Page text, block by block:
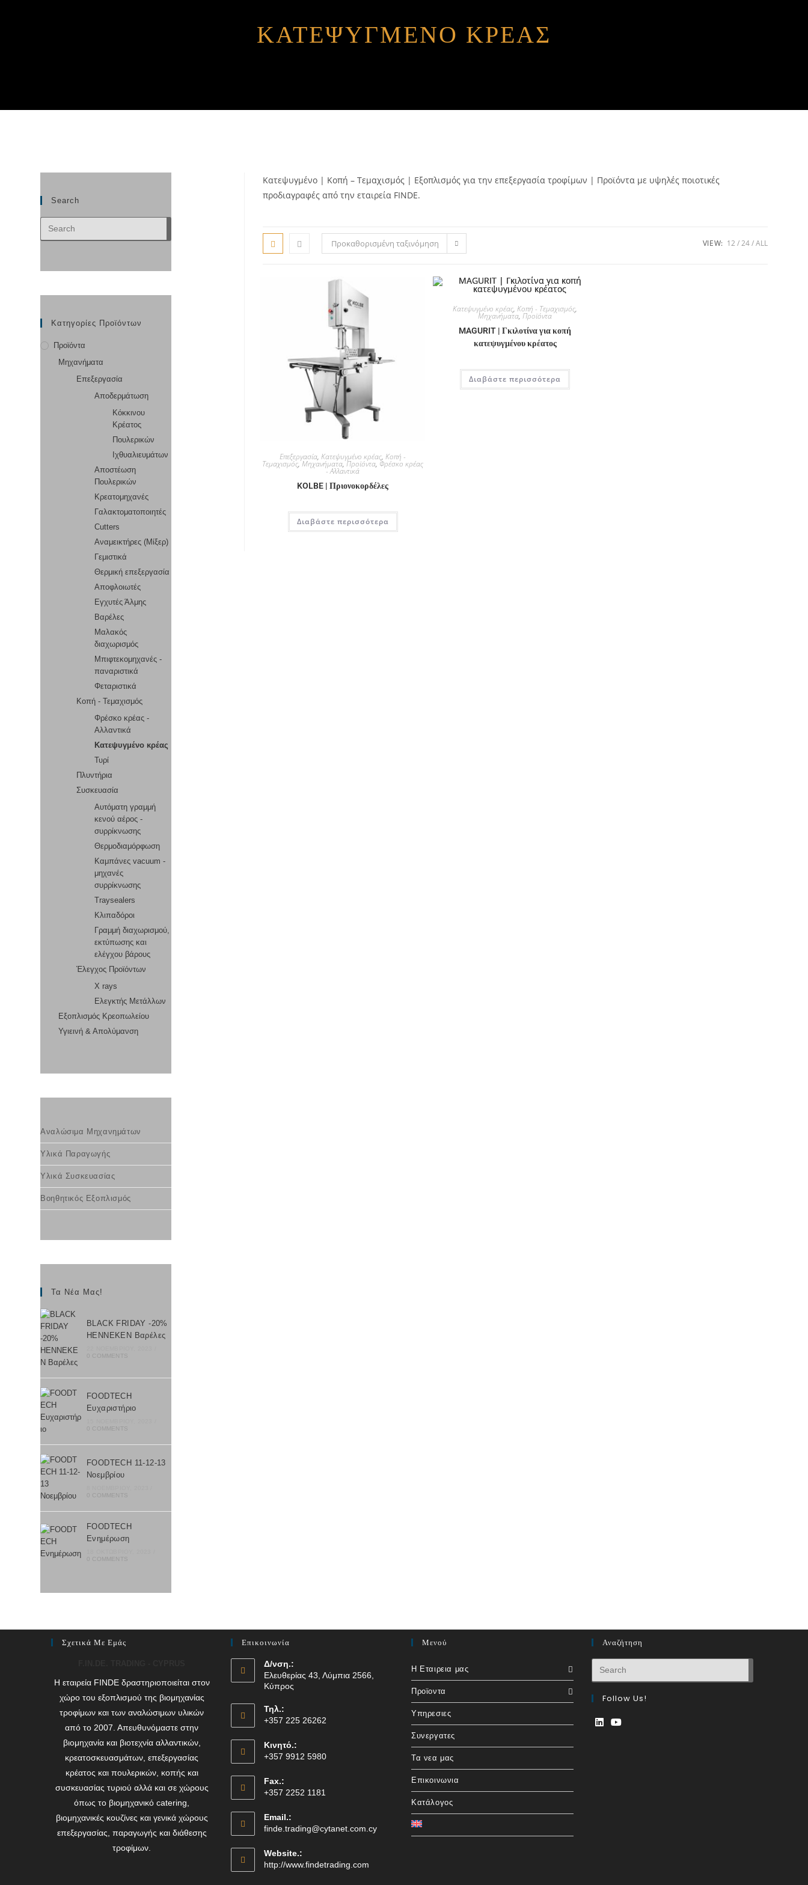
ΚΑΤΕΨΥΓΜΈΝΟ ΚΡΈΑΣ
Κατεψυγμένο | Κοπή – Τεμαχισμός | Εξοπλισμός για την επεξεργασία τροφίμων | Προϊόντα με υψηλές ποιοτικές
προδιαγραφές από την εταιρεία FINDE.
Προκαθορισμένη ταξινόμηση VIEW: 12 24 ALL
Επεξεργασία,Κατεψυγμένο κρέας,Κοπή -
Τεμαχισμός,Μηχανήματα,Προϊόντα, Φρέσκο κρέας
- Αλλαντικά
KOLBE | Πριονοκορδέλες
Διαβάστε περισσότερα
Κατεψυγμένο κρέας,Κοπή - Τεμαχισμός,
Μηχανήματα,Προϊόντα
MAGURIT | Γκιλοτίνα για κοπή
κατεψυγμένου κρέατος
Διαβάστε περισσότερα
Search
Κατηγορίες Προϊόντων
Προϊόντα
Μηχανήματα
Επεξεργασία
Αποδερμάτωση
Κόκκινου
Κρέατος
Πουλερικών
Ιχθυαλιευμάτων
Αποστέωση
Πουλερικών
Κρεατομηχανές
Γαλακτοματοποιητές
Cutters
Αναμεικτήρες (Μίξερ)
Γεμιστικά
Θερμική επεξεργασία
Αποφλοιωτές
Εγχυτές Άλμης
Βαρέλες
Μαλακός
διαχωρισμός
Μπιφτεκομηχανές -
παναριστικά
Φεταριστικά
Κοπή - Τεμαχισμός
Φρέσκο κρέας -
Αλλαντικά
Κατεψυγμένο κρέας
Τυρί
Πλυντήρια
Συσκευασία
Αυτόματη γραμμή
κενού αέρος -
συρρίκνωσης
Θερμοδιαμόρφωση
Καμπάνες vacuum -
μηχανές
συρρίκνωσης
Traysealers
Κλιπαδόροι
Γραμμή διαχωρισμού,
εκτύπωσης και
ελέγχου βάρους
Έλεγχος Προϊόντων
X rays
Ελεγκτής Μετάλλων
Εξοπλισμός Κρεοπωλείου
Υγιεινή & Απολύμανση
Αναλώσιμα Μηχανημάτων
Υλικά Παραγωγής
Υλικά Συσκευασίας
Βοηθητικός Εξοπλισμός
Τα Νέα Μας!
BLACK FRIDAY -20%
HENNEKEN Βαρέλες
0 COMMENTS
FOODTECH
Ευχαριστήριο
0 COMMENTS
FOODTECH 11-12-13
Nοεμβρίου
0 COMMENTS
FOODTECH
Ενημέρωση
0 COMMENTS
Σχετικά Με Εμάς
Η εταιρεία FINDE δραστηριοποιείται στον
χώρο του εξοπλισμού της βιομηχανίας
τροφίμων και των αναλώσιμων υλικών
από το 2007. Απευθυνόμαστε στην
βιομηχανία και βιοτεχνία αλλαντικών,
κρεατοσκευασμάτων, επεξεργασίας
κρέατος και πουλερικών, κοπής και
συσκευασίας τυριού αλλά και σε χώρους
όπως το βιομηχανικό catering,
βιομηχανικές κουζίνες και γενικά χώρους
επεξεργασίας, παραγωγής και διάθεσης
τροφίμων.
Επικοινωνία
Δ/νση.:
Ελευθερίας 43, Λύμπια 2566,
Κύπρος
Τηλ.:
+357 225 26262
Κινητό.:
+357 9912 5980
Fax.:
+357 2252 1181
Email.:
finde.trading@cytanet.com.cy
Website.:
http://www.findetrading.com
Μενού
Η Εταιρεια μας
Προϊοντα
Υπηρεσιες
Συνεργατες
Τα νεα μας
Επικοινωνια
Κατάλογος
Αναζήτηση
Follow Us!